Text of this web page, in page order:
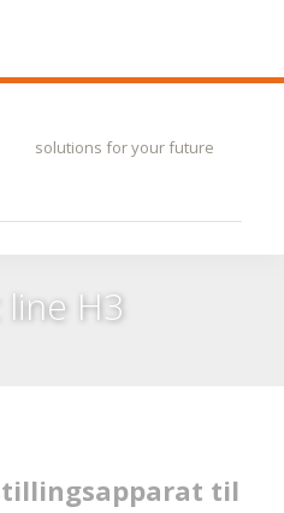
​solutions for your future
line H3
til